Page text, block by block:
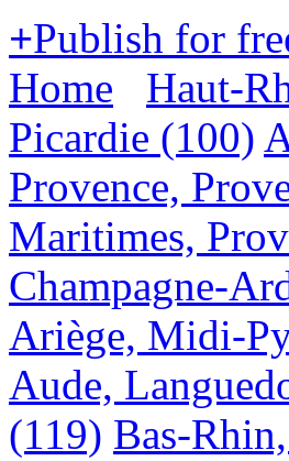
+Publish for
Home
Haut-
Picardie (100)
Provence,
Maritimes,
Champagne-
Ariège, Midi-
Aude,
(119) Bas-